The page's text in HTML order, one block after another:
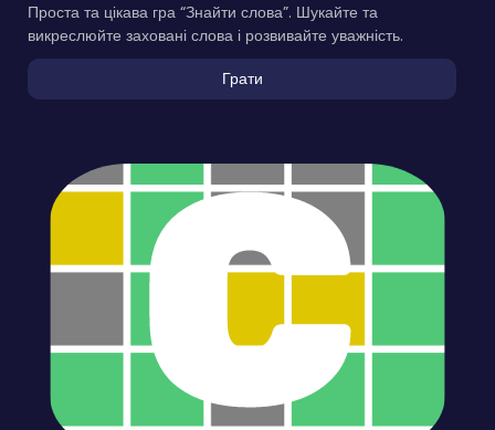
Проста та цікава гра “Знайти слова”. Шукайте та
викреслюйте заховані слова і розвивайте уважність.
Грати